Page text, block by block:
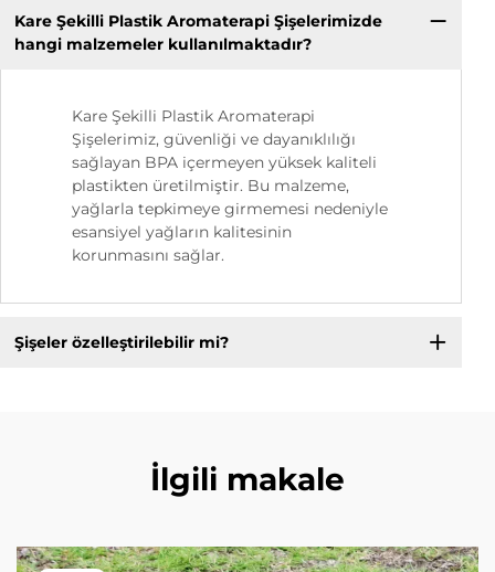
Kare Şekilli Plastik Aromaterapi Şişelerimizde
hangi malzemeler kullanılmaktadır?
Kare Şekilli Plastik Aromaterapi
Şişelerimiz, güvenliği ve dayanıklılığı
sağlayan BPA içermeyen yüksek kaliteli
plastikten üretilmiştir. Bu malzeme,
yağlarla tepkimeye girmemesi nedeniyle
esansiyel yağların kalitesinin
korunmasını sağlar.
Şişeler özelleştirilebilir mi?
İlgili makale